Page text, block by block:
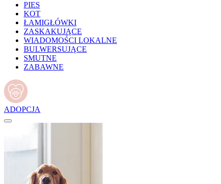
PIES
KOT
ŁAMIGŁÓWKI
ZASKAKUJĄCE
WIADOMOŚCI LOKALNE
BULWERSUJĄCE
SMUTNE
ZABAWNE
ADOPCJA